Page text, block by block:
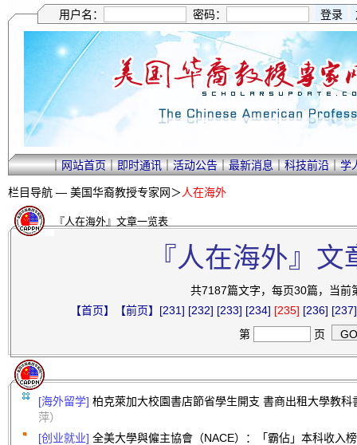
用户名： 密码：
｜网站首页｜即时通讯｜活动公告｜最新消息｜科技前沿｜学
栏目导航 — 美国华裔教授专家网＞人在海外
『人在海外』文章一览表
『人在海外』
共7187篇文字，每页30篇，当前
【首页】
【前页】 [231] [232] [233] [234] [235] [236] [237]
第
页
[海外留学] 柏克萊加大校園書店節省學生開支 書商出租大學教科
萍）
[创业就业] 全美大學與僱主協會（NACE）：「霸佔」本科收入